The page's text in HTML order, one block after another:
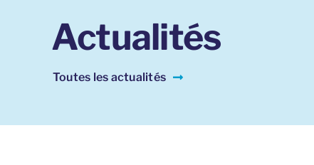
Actualités
Toutes les actualités